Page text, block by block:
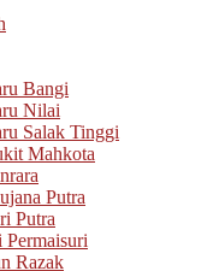
Bangi
Nilai
Salak Tinggi
Mahkota
Putra
Putra
Permaisuri
Razak